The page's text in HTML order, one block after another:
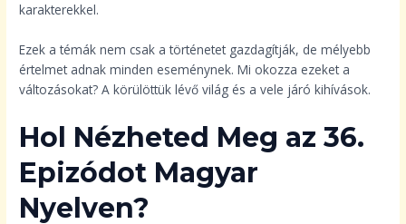
karakterekkel.
Ezek a témák nem csak a történetet gazdagítják, de mélyebb
értelmet adnak minden eseménynek. Mi okozza ezeket a
változásokat? A körülöttük lévő világ és a vele járó kihívások.
Hol Nézheted Meg az 36.
Epizódot Magyar
Nyelven?